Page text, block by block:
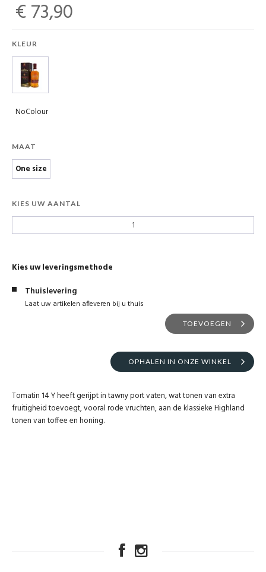
€ 73,90
KLEUR
NoColour
MAAT
One size
KIES UW AANTAL
Kies uw leveringsmethode
Thuislevering
Laat uw artikelen afleveren bij u thuis
TOEVOEGEN
OPHALEN IN ONZE WINKEL
Tomatin 14 Y heeft gerijpt in tawny port vaten, wat tonen van extra
fruitigheid toevoegt, vooral rode vruchten, aan de klassieke Highland
tonen van toffee en honing.